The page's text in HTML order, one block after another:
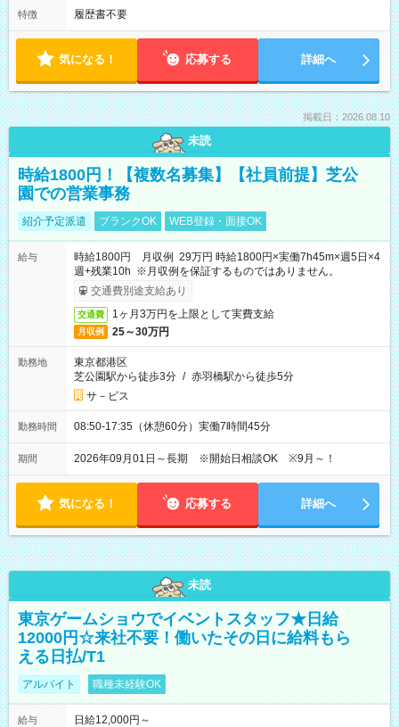
特徴 履歴書不要
気になる！ 応募する 詳細へ
掲載日：2026.08.10
未読
時給1800円！【複数名募集】【社員前提】芝公
園での営業事務
紹介予定派遣 ブランクOK WEB登録・面接OK
給与
時給1800円 月収例 29万円 時給1800円×実働7h45m×週5日×4
週+残業10h ※月収例を保証するものではありません。
交通費別途支給あり
交通費 1ヶ月3万円を上限として実費支給
月収例 25～30万円
勤務地
東京都港区
芝公園駅から徒歩3分 / 赤羽橋駅から徒歩5分
サ－ビス
勤務時間 08:50-17:35（休憩60分）実働7時間45分
期間 2026年09月01日～長期 ※開始日相談OK ※9月～！
気になる！ 応募する 詳細へ
未読
東京ゲームショウでイベントスタッフ★日給
12000円☆来社不要！働いたその日に給料もら
える日払/T1
アルバイト 職種未経験OK
給与
日給12,000円～